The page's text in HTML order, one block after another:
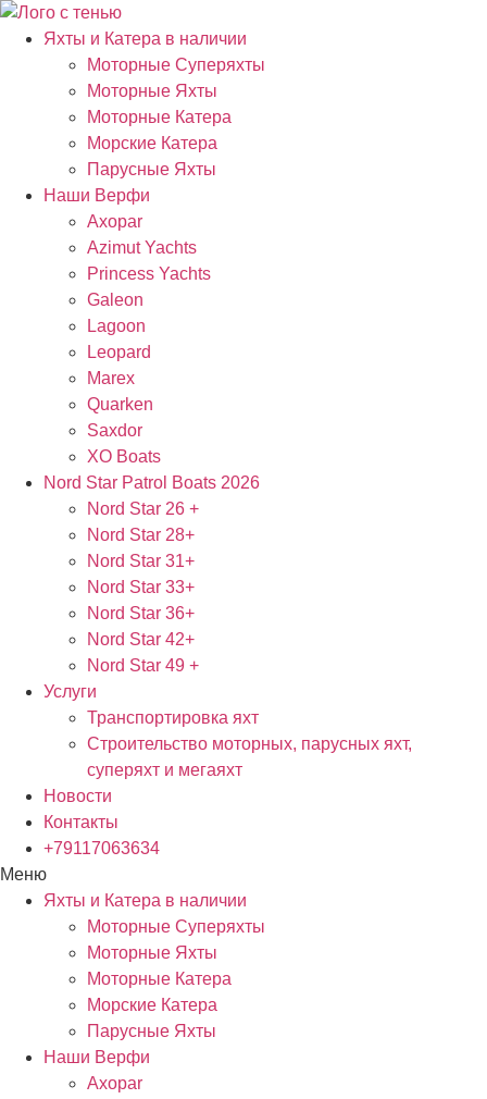
Яхты и Катера в наличии
Моторные Суперяхты
Моторные Яхты
Моторные Катера
Морские Катера
Парусные Яхты
Наши Верфи
Axopar
Azimut Yachts
Princess Yachts
Galeon
Lagoon
Leopard
Marex
Quarken
Saxdor
XO Boats
Nord Star Patrol Boats 2026
Nord Star 26 +
Nord Star 28+
Nord Star 31+
Nord Star 33+
Nord Star 36+
Nord Star 42+
Nord Star 49 +
Услуги
Транспортировка яхт
Строительство моторных, парусных яхт,
суперяхт и мегаяхт
Новости
Контакты
+79117063634
Меню
Яхты и Катера в наличии
Моторные Суперяхты
Моторные Яхты
Моторные Катера
Морские Катера
Парусные Яхты
Наши Верфи
Axopar